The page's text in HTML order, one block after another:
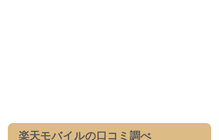
楽天モバイルの口コミ調べ